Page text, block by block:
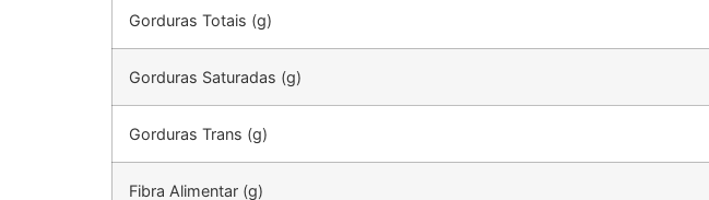
Gorduras Totais (g)
Gorduras Saturadas (g)
Gorduras Trans (g)
Fibra Alimentar (g)